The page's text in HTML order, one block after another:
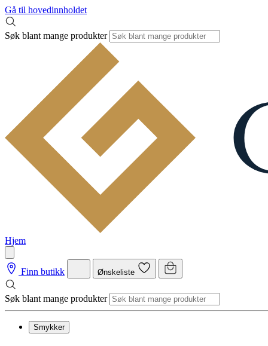
Gå til hovedinnholdet
Søk blant mange produkter
Hjem
Finn butikk Ønskeliste
Søk blant mange produkter
Smykker